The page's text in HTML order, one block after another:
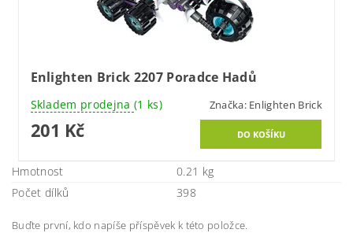
Enlighten Brick 2207 Poradce Hadů
Skladem prodejna (1 ks) Značka: Enlighten Brick
201 Kč
Hmotnost
0.21 kg
Počet dílků
398
Buďte první, kdo napíše příspěvek k této položce.